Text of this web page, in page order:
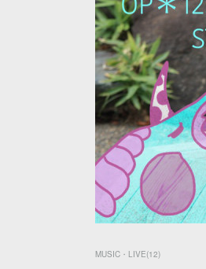
MUSIC・LIVE(12)